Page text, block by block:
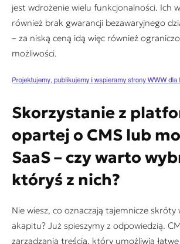
jest wdrożenie wielu funkcjonalności. Ich
również brak gwarancji bezawaryjnego
– za niską ceną idą więc również
możliwości.
Skorzystanie z
opartej o CMS lub
SaaS – czy warto
któryś z nich?
Nie wiesz, co oznaczają tajemnicze
akapitu? Już spieszymy z odpowiedzią.
zarządzania treścią, który umożliwia